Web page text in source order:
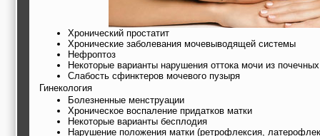
Хронический простатит
Хронические заболевания мочевыводящей системы
Нефроптоз
Некоторые варианты нарушения оттока мочи из
Слабость сфинктеров мочевого пузыря
Гинекология
Болезненные менструации
Хроническое воспаление придатков матки
Некоторые варианты бесплодия
Нарушение положения матки (ретрофлексия,